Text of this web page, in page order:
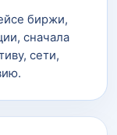
биржи,
сначала
сети,